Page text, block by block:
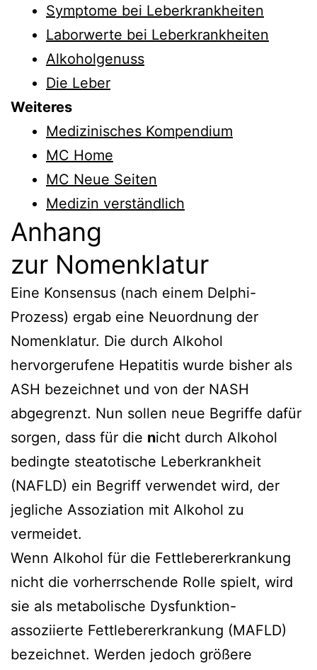
Symptome bei Leberkrankheiten
Laborwerte bei Leberkrankheiten
Alkoholgenuss
Die Leber
Weiteres
Medizinisches Kompendium
MC Home
MC Neue Seiten
Medizin verständlich
Anhang
zur Nomenklatur
Eine Konsensus (nach einem Delphi-
Prozess) ergab eine Neuordnung der
Nomenklatur. Die durch Alkohol
hervorgerufene Hepatitis wurde bisher als
ASH bezeichnet und von der NASH
abgegrenzt. Nun sollen neue Begriffe dafür
sorgen, dass für die nicht durch Alkohol
bedingte steatotische Leberkrankheit
(NAFLD) ein Begriff verwendet wird, der
jegliche Assoziation mit Alkohol zu
vermeidet.
Wenn Alkohol für die Fettlebererkrankung
nicht die vorherrschende Rolle spielt, wird
sie als metabolische Dysfunktion-
assoziierte Fettlebererkrankung (MAFLD)
bezeichnet. Werden jedoch größere